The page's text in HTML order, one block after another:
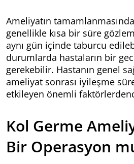
Ameliyatın
genellikle kısa bir süre
aynı gün içinde taburcu
durumlarda hastaların bir
gerekebilir. Hastanın genel
ameliyat sonrası iyileşme
etkileyen önemli
Kol Germe
Bir Operasyon